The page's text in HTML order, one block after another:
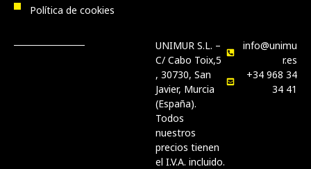
Política de cookies
UNIMUR S.L. –
C/ Cabo Toix,5
, 30730, San
Javier, Murcia
(España).
Todos
nuestros
precios tienen
el I.V.A. incluido.
info@unimu
r.es
+34 968 34
34 41